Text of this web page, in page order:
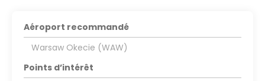
Aéroport recommandé
Warsaw Okecie (WAW)
Points d’intérêt